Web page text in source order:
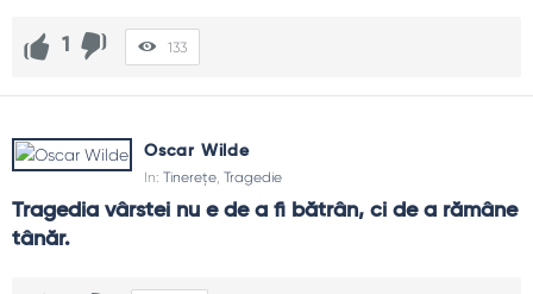
1 133
Oscar Wilde
In: Tinerețe Tragedie
Tragedia vârstei nu e de a fi bătrân, ci de a rămâne
tânăr.